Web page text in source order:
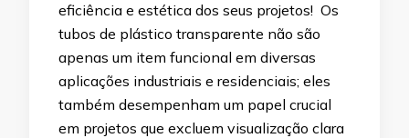
eficiência e estética dos seus projetos! Os
tubos de plástico transparente não são
apenas um item funcional em diversas
aplicações industriais e residenciais; eles
também desempenham um papel crucial
em projetos que excluem visualização clara